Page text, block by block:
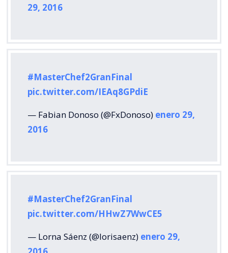
29, 2016
#MasterChef2GranFinal
pic.twitter.com/IEAq8GPdiE
— Fabian Donoso (@FxDonoso) enero 29,
2016
#MasterChef2GranFinal
pic.twitter.com/HHwZ7WwCE5
— Lorna Sáenz (@lorisaenz) enero 29,